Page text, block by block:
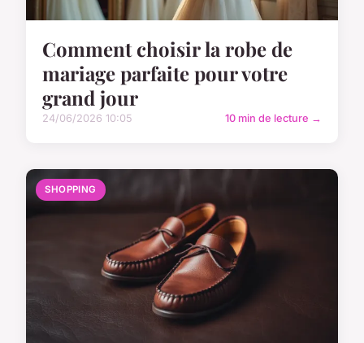
Comment choisir la robe de
mariage parfaite pour votre
grand jour
24/06/2026 10:05 10 min de lecture →
SHOPPING